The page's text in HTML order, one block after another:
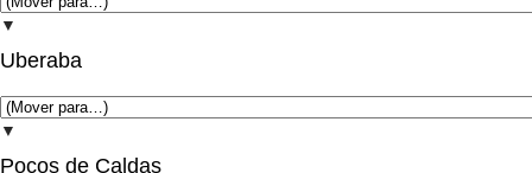
▼
Uberaba
▼
Poços de Caldas